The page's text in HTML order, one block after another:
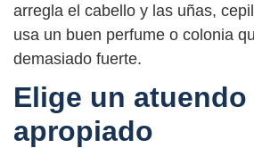
arregla el cabello y las uñas,
usa un buen perfume o colonia
demasiado fuerte.
Elige un atuendo
apropiado